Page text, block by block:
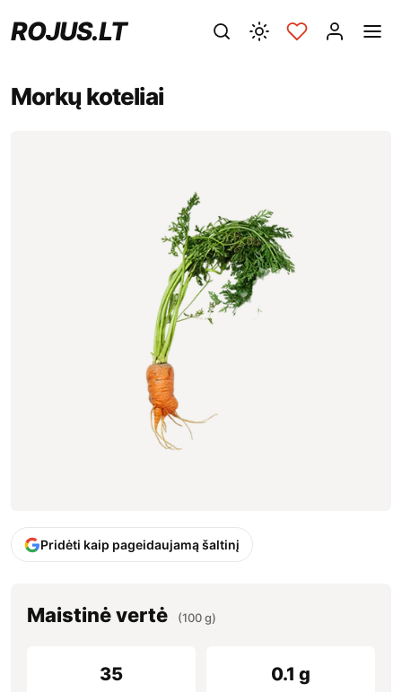
ROJUS.LT
Morkų koteliai
Pridėti kaip pageidaujamą šaltinį
Maistinė vertė (100 g)
35 0.1 g